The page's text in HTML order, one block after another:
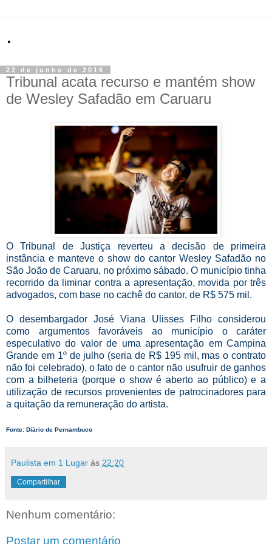
.
22 de junho de 2016
Tribunal acata recurso e mantém show
de Wesley Safadão em Caruaru
O Tribunal de Justiça reverteu a decisão de primeira
instância e manteve o show do cantor Wesley Safadão no
São João de Caruaru, no próximo sábado. O município tinha
recorrido da liminar contra a apresentação, movida por três
advogados, com base no cachê do cantor, de R$ 575 mil.
O desembargador José Viana Ulisses Filho considerou
como argumentos favoráveis ao município o caráter
especulativo do valor de uma apresentação em Campina
Grande em 1º de julho (seria de R$ 195 mil, mas o contrato
não foi celebrado), o fato de o cantor não usufruir de ganhos
com a bilheteria (porque o show é aberto ao público) e a
utilização de recursos provenientes de patrocinadores para
a quitação da remuneração do artista.
Fonte: Diário de Pernambuco
Paulista em 1 Lugar às 22:20
Compartilhar
Nenhum comentário:
Postar um comentário